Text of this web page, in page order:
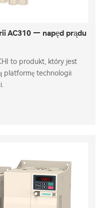
AC310 — napęd prądu
to produkt, który jest
platformę technologii